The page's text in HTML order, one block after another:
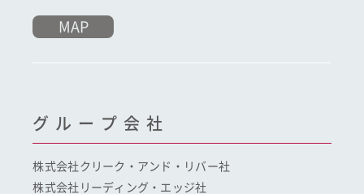
MAP
グループ会社
株式会社クリーク・アンド・リバー社
株式会社リーディング・エッジ社